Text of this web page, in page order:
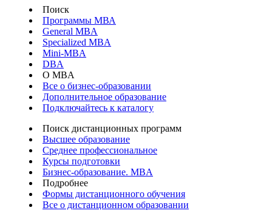
Поиск
Программы МВА
General MBA
Specialized MBA
Mini-MBA
DBA
О MBA
Все о бизнес-образовании
Дополнительное образование
Подключайтесь к каталогу
Поиск дистанционных программ
Высшее образование
Среднее профессиональное
Курсы подготовки
Бизнес-образование. MBA
Подробнее
Формы дистанционного обучения
Все о дистанционном образовании